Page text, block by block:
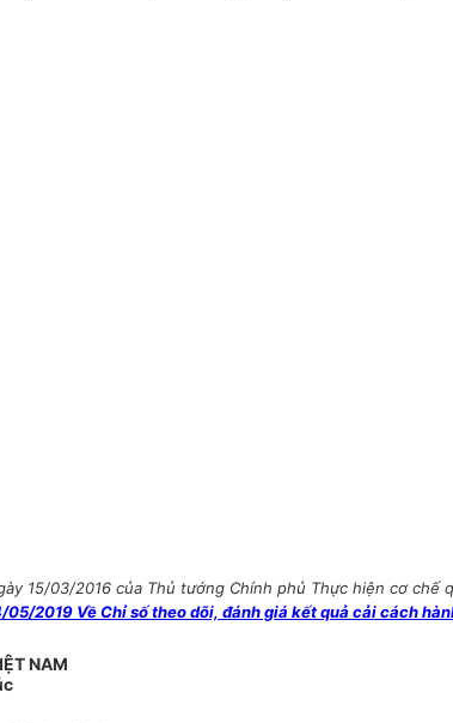
15/03/2016 của Thủ tướng Chính phủ Thực hiện cơ
2019 Về Chỉ số theo dõi, đánh giá kết quả cải cách
NAM